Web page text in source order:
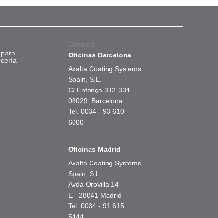
Contacto
Oficinas Barcelona
Axalta Coating Systems
Spain, S.L.
C/ Entença 332-334
08029. Barcelona
Tel. 0034 - 93 610
6000
Oficinas Madrid
Axalta Coating Systems
Spain, S.L.
Avda Orovilla 14
E - 28041 Madrid
Tel. 0034 - 91 615